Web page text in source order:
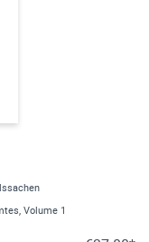
Volume 1